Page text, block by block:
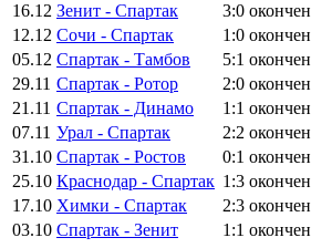
16.12 Зенит - Спартак 3:0 окончен
12.12 Сочи - Спартак 1:0 окончен
05.12 Спартак - Тамбов 5:1 окончен
29.11 Спартак - Ротор 2:0 окончен
21.11 Спартак - Динамо 1:1 окончен
07.11 Урал - Спартак 2:2 окончен
31.10 Спартак - Ростов 0:1 окончен
25.10 Краснодар - Спартак 1:3 окончен
17.10 Химки - Спартак 2:3 окончен
03.10 Спартак - Зенит 1:1 окончен